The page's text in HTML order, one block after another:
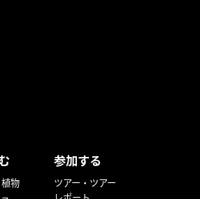
物
参加する
ツアー・ツアー